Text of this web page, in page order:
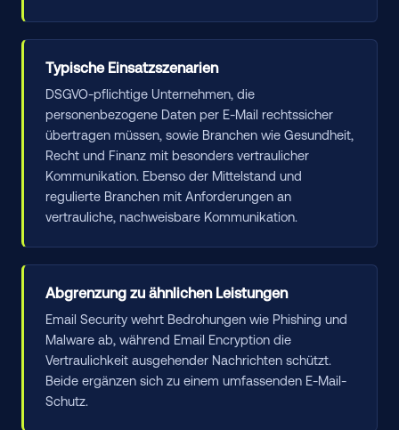
Typische Einsatzszenarien
DSGVO-pflichtige Unternehmen, die
personenbezogene Daten per E-Mail rechtssicher
übertragen müssen, sowie Branchen wie Gesundheit,
Recht und Finanz mit besonders vertraulicher
Kommunikation. Ebenso der Mittelstand und
regulierte Branchen mit Anforderungen an
vertrauliche, nachweisbare Kommunikation.
Abgrenzung zu ähnlichen Leistungen
Email Security wehrt Bedrohungen wie Phishing und
Malware ab, während Email Encryption die
Vertraulichkeit ausgehender Nachrichten schützt.
Beide ergänzen sich zu einem umfassenden E-Mail-
Schutz.